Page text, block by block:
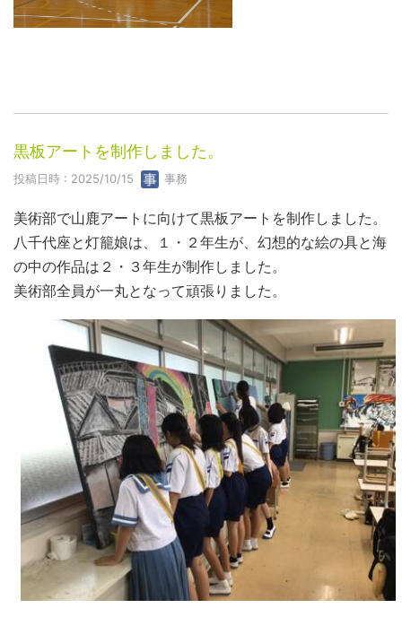
黒板アートを制作しました。
投稿日時 : 2025/10/15 事務
美術部で山鹿アートに向けて黒板アートを制作しました。
八千代座と灯籠娘は、１・２年生が、幻想的な絵の具と海
の中の作品は２・３年生が制作しました。
美術部全員が一丸となって頑張りました。